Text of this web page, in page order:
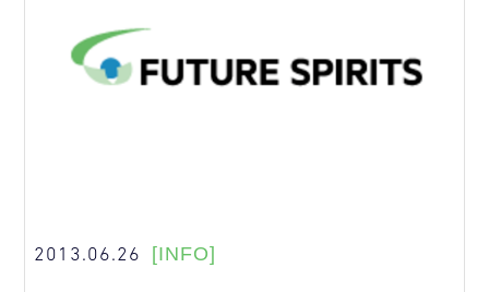
2013.06.26 [INFO]